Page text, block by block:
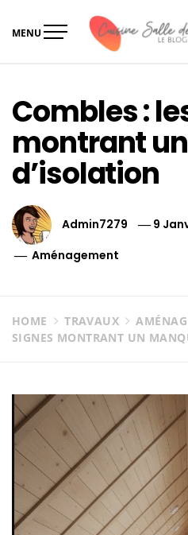
MENU
Combles :
montrant
d’isolation
Admin7279
9
Aménagement
HOME TRAVAUX
SIGNES MONTRANT UN